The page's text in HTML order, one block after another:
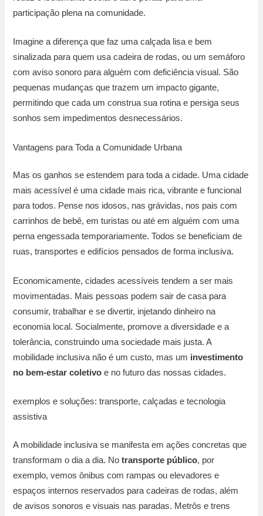
participação plena na comunidade.
Imagine a diferença que faz uma calçada lisa e bem
sinalizada para quem usa cadeira de rodas, ou um semáforo
com aviso sonoro para alguém com deficiência visual. São
pequenas mudanças que trazem um impacto gigante,
permitindo que cada um construa sua rotina e persiga seus
sonhos sem impedimentos desnecessários.
Vantagens para Toda a Comunidade Urbana
Mas os ganhos se estendem para toda a cidade. Uma cidade
mais acessível é uma cidade mais rica, vibrante e funcional
para todos. Pense nos idosos, nas grávidas, nos pais com
carrinhos de bebê, em turistas ou até em alguém com uma
perna engessada temporariamente. Todos se beneficiam de
ruas, transportes e edifícios pensados de forma inclusiva.
Economicamente, cidades acessíveis tendem a ser mais
movimentadas. Mais pessoas podem sair de casa para
consumir, trabalhar e se divertir, injetando dinheiro na
economia local. Socialmente, promove a diversidade e a
tolerância, construindo uma sociedade mais justa. A
mobilidade inclusiva não é um custo, mas um investimento
no bem-estar coletivo e no futuro das nossas cidades.
exemplos e soluções: transporte, calçadas e tecnologia
assistiva
A mobilidade inclusiva se manifesta em ações concretas que
transformam o dia a dia. Notransporte público, por
exemplo, vemos ônibus com rampas ou elevadores e
espaços internos reservados para cadeiras de rodas, além
de avisos sonoros e visuais nas paradas. Metrôs e trens